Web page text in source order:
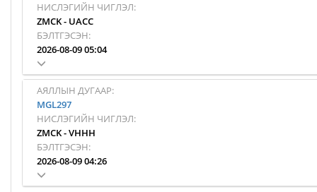
НИСЛЭГИЙН ЧИГЛЭЛ:
ZMCK- UACC
БЭЛТГЭСЭН:
2026-08-09 05:04
АЯЛЛЫН ДУГААР:
MGL297
НИСЛЭГИЙН ЧИГЛЭЛ:
ZMCK-VHHH
БЭЛТГЭСЭН:
2026-08-09 04:26